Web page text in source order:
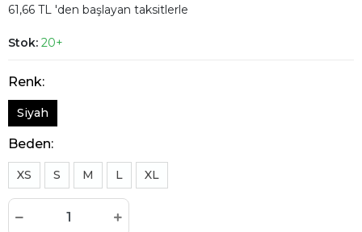
61,66 TL 'den başlayan taksitlerle
Stok: 20+
Renk:
Siyah
Beden:
XS S M L XL